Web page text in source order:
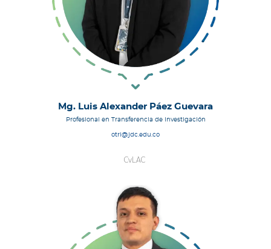
Mg. Luis Alexander Páez Guevara
Profesional en Transferencia de Investigación
otri@jdc.edu.co
CvLAC